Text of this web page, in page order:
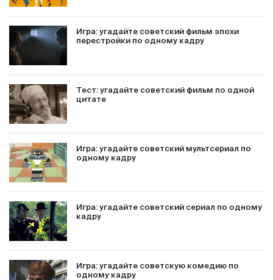
Игра: угадайте советский фильм эпохи
перестройки по одному кадру
Тест: угадайте советский фильм по одной
цитате
Игра: угадайте советский мультсериал по
одному кадру
Игра: угадайте советский сериал по одному
кадру
Игра: угадайте советскую комедию по
одному кадру